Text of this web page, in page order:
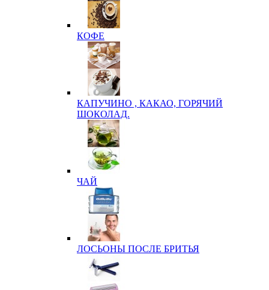
КОФЕ
КАПУЧИНО , КАКАО, ГОРЯЧИЙ
ШОКОЛАД.
ЧАЙ
ЛОСЬОНЫ ПОСЛЕ БРИТЬЯ